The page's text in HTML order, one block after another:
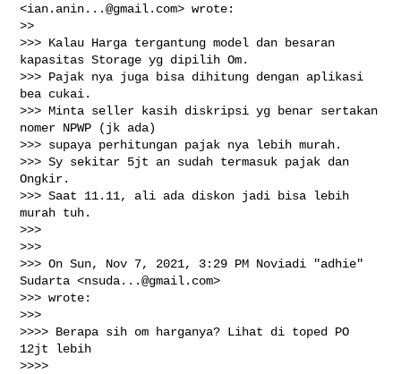
<ian.anin...@gmail.com> wrote:
>>
>>> Kalau Harga tergantung model dan besaran
kapasitas Storage yg dipilih Om.
>>> Pajak nya juga bisa dihitung dengan aplikasi
bea cukai.
>>> Minta seller kasih diskripsi yg benar sertakan
nomer NPWP (jk ada)
>>> supaya perhitungan pajak nya lebih murah.
>>> Sy sekitar 5jt an sudah termasuk pajak dan
Ongkir.
>>> Saat 11.11, ali ada diskon jadi bisa lebih
murah tuh.
>>>
>>>
>>> On Sun, Nov 7, 2021, 3:29 PM Noviadi "adhie"
Sudarta <nsuda...@gmail.com>
>>> wrote:
>>>
>>>> Berapa sih om harganya? Lihat di toped PO
12jt lebih
>>>>